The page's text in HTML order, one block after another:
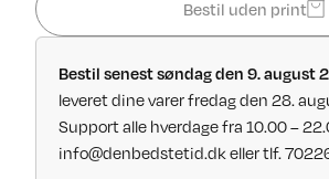
Bestil uden print
Bestil senest søndag den 9. august
leveret dine varer fredag den 28.
Support alle hverdage fra 10.00 –
info@denbedstetid.dk eller tlf.